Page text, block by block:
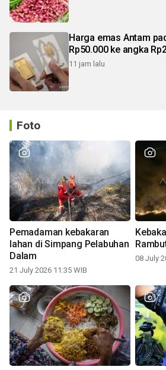
Harga emas Antam
Rp50.000 ke angka
11 jam lalu
Foto
Pemadaman kebakaran
lahan di Simpang Pelabuhan
Dalam
21 July 2026 11:35 WIB
08 July